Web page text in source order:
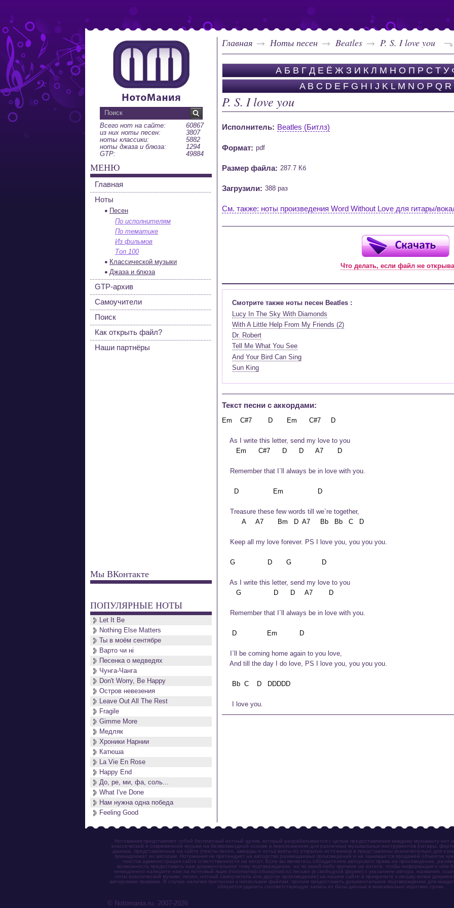
Главная Ноты песен Beatles P. S. I love you
А Б В Г Д Е Ё Ж З И К Л М Н О П Р С Т У
A B C D E F G H I J K L M N O P Q R
P. S. I love you
Исполнитель: Beatles (Битлз)
Формат: pdf
Размер файла: 287.7 Кб
Загрузили: 388 раз
См. также: ноты произведения Word Without Love для гитары/
Что делать, если файл не
Смотрите также ноты песен Beatles :
Lucy In The Sky With Diamonds
With A Little Help From My Friends (2)
Dr. Robert
Tell Me What You See
And Your Bird Can Sing
Sun King
Текст песни c аккордами:
    As I write this letter, send my love to you
    Remember that I`ll always be in love with you.
    Treasure these few words till we`re together,
    Keep all my love forever. PS I love you, you you you.
    As I write this letter, send my love to you
    Remember that I`ll always be in love with you.
    I`ll be coming home again to you love,
    And till the day I do love, PS I love you, you you you.
     I love you.
Всего нот на сайте:
60867
из них ноты песен:
3807
ноты классики:
5882
ноты джаза и блюза:
1294
GTP:
49884
МЕНЮ
Главная
Ноты
Песен
По исполнителям
По тематике
Из фильмов
Топ 100
Классической музыки
Джаза и блюза
GTP-архив
Самоучители
Поиск
Как открыть файл?
Наши партнёры
Мы ВКонтакте
ПОПУЛЯРНЫЕ НОТЫ
Let It Be
Nothing Else Matters
Ты в моём сентябре
Варто чи нi
Песенка о медведях
Чунга-Чанга
Don't Worry, Be Happy
Остров невезения
Leave Out All The Rest
Fragile
Gimme More
Медляк
Хроники Нарнии
Катюша
La Vie En Rose
Happy End
До, ре, ми, фа, соль...
What I've Done
Нам нужна одна победа
Feeling Good
Нотомания представляет собой бесплатный нотный архив, который разрабатывается с целью предоставления каждому музыканту нот
классической и современной музыки на безвозмездной основе в переложениях для различных музыкальных инструментов (гитары,
данные, представленные на сайте (тексты песен, аккорды и ноты) взяты из открытых источников и представлены исключительно для
принадлежат их авторам. Нотомания не претендует на авторство размещаемых произведений и не занимается продажей объектов
текстов администрация сайта ответственности не несет. Если вы являетесь обладателем авторского права на произведение,
возможность предоставить нам документальное тому подтверждение, но по какой-либо причине не хотите, чтобы информация о нём
немедленно напишите нам на почтовый ящик (notomania[собака]mail.ru) письмо (в свободной форме) с указанием автора, названия,
ноты классической музыки, песен, нотный самоучитель или другое произведение) на нашем сайте и прикрепите к письму копии
авторскими правами. В случае наличия претензии к нескольким файлам, просим предоставить документальное подтверждение для
обязуется удалить соответствующую запись из базы данных в максимально короткие сроки.
© Notomania.ru, 2007-2026